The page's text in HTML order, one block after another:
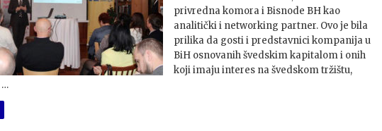
privredna komora i Bisnode BH kao
analitički i networking partner. Ovo je bila
prilika da gosti i predstavnici kompanija u
BiH osnovanih švedskim kapitalom i onih
koji imaju interes na švedskom tržištu,
…